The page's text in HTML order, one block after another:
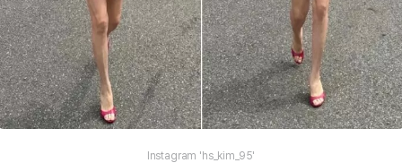
Instagram 'hs_kim_95'